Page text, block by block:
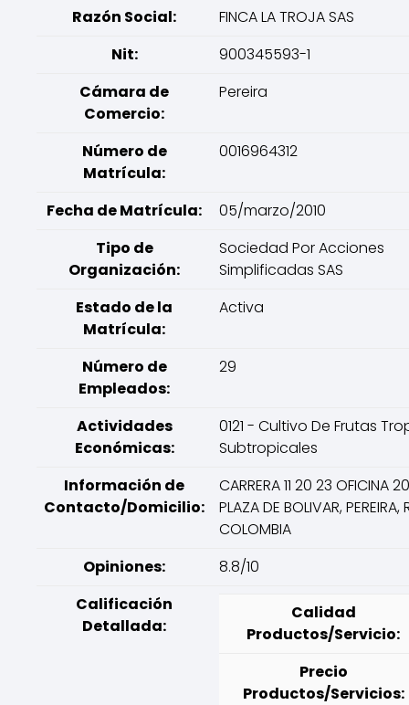
Razón Social:
FINCA LA TROJA SAS
Nit:
900345593-1
Cámara de
Comercio:
Pereira
Número de
Matrícula:
0016964312
Fecha de Matrícula:
05/marzo/2010
Tipo de
Organización:
Sociedad Por Acciones
Simplificadas SAS
Estado de la
Matrícula:
Activa
Número de
Empleados:
29
Actividades
Económicas:
0121 - Cultivo De Frutas
Subtropicales
Información de
Contacto/Domicilio:
CARRERA 11 20 23 OFICINA
PLAZA DE BOLIVAR, PEREIRA,
COLOMBIA
Opiniones:
8.8/10
Calificación
Detallada:
Calidad
Productos/Servicio:
Precio
Productos/Servicios: